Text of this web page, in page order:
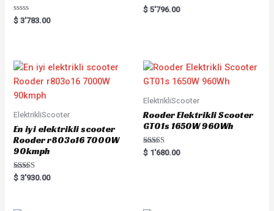
Rated
0
$ 3'783.00
Rated
0
$ 5'796.00
ElektrikliScooter
En iyi elektrikli scooter
Rooder r803o16 7000W
90kmph
Rated
5.00
$ 3'930.00
ElektrikliScooter
Rooder Elektrikli Scooter
GT01s 1650W 960Wh
Rated
5.00
$ 1'680.00